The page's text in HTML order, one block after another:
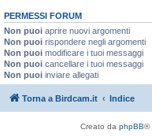
PERMESSI FORUM
Non puoi aprire nuovi argomenti
Non puoi rispondere negli argomenti
Non puoi modificare i tuoi messaggi
Non puoi cancellare i tuoi messaggi
Non puoi inviare allegati
Torna a Birdcam.it Indice
Creato da phpBB®